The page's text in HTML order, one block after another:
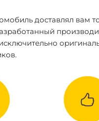
доставлял вам